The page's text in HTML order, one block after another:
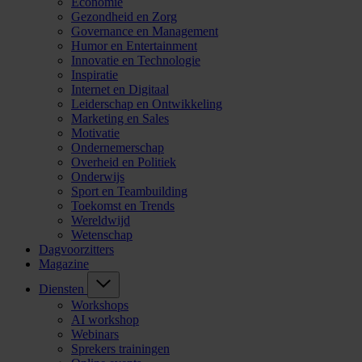
Gezondheid en Zorg
Governance en Management
Humor en Entertainment
Innovatie en Technologie
Inspiratie
Internet en Digitaal
Leiderschap en Ontwikkeling
Marketing en Sales
Motivatie
Ondernemerschap
Overheid en Politiek
Onderwijs
Sport en Teambuilding
Toekomst en Trends
Wereldwijd
Wetenschap
Dagvoorzitters
Magazine
Diensten
Workshops
AI workshop
Webinars
Sprekers trainingen